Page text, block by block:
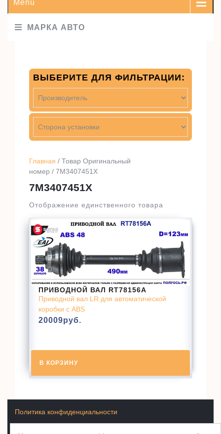
Menu
МАРКА АВТО
Главная / Товар Оригинальный
номер / 7M3407451X
7M3407451X
Отображение единственного товара
ПРИВОДНОЙ ВАЛ RT78156A
Приводной вал LR для автоматической
коробки с ABS
20009руб.
В КОРЗИНУ
ВЫБЕРИТЕ ДЛЯ ФИЛЬТРАЦИИ:
Политика конфиденциальности